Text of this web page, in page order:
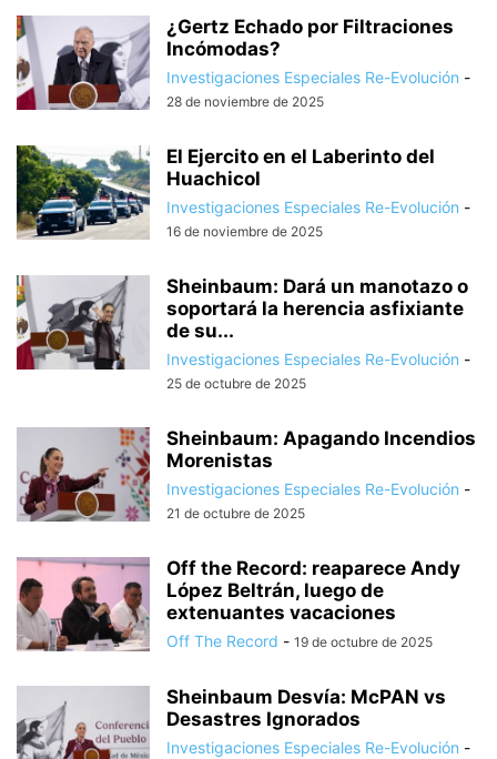
¿Gertz Echado por Filtraciones
Incómodas?
Investigaciones Especiales Re-Evolución -
28 de noviembre de 2025
El Ejercito en el Laberinto del
Huachicol
Investigaciones Especiales Re-Evolución -
16 de noviembre de 2025
Sheinbaum: Dará un manotazo o
soportará la herencia asfixiante
de su...
Investigaciones Especiales Re-Evolución -
25 de octubre de 2025
Sheinbaum: Apagando Incendios
Morenistas
Investigaciones Especiales Re-Evolución -
21 de octubre de 2025
Off the Record: reaparece Andy
López Beltrán, luego de
extenuantes vacaciones
Off The Record - 19 de octubre de 2025
Sheinbaum Desvía: McPAN vs
Desastres Ignorados
Investigaciones Especiales Re-Evolución -